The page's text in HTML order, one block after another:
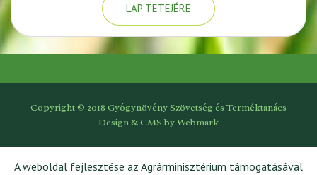
LAP TETEJÉRE
Copyright © 2018 Gyógynövény Szövetség és Terméktanács
Design & CMS byWebmark
A weboldal fejlesztése az Agrárminisztérium támogatásával